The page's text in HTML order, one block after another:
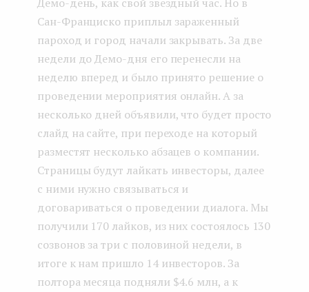
Сан-Франциско приплыл зараженный
пароход и город начали закрывать. За две
недели до Демо-дня его перенесли на
неделю вперед и было принято решение о
проведении мероприятия онлайн. А за
несколько дней объявили, что будет просто
слайд на сайте, при переходе на который
разместят несколько абзацев о компании.
Страницы будут лайкать инвесторы, далее
с ними нужно связываться и
договариваться о проведении диалога. Мы
получили 170 лайков, из них состоялось 130
созвонов за три с половиной недели, в
итоге к нам пришло 14 инвесторов. За
полтора месяца подняли $4.6 млн, а к